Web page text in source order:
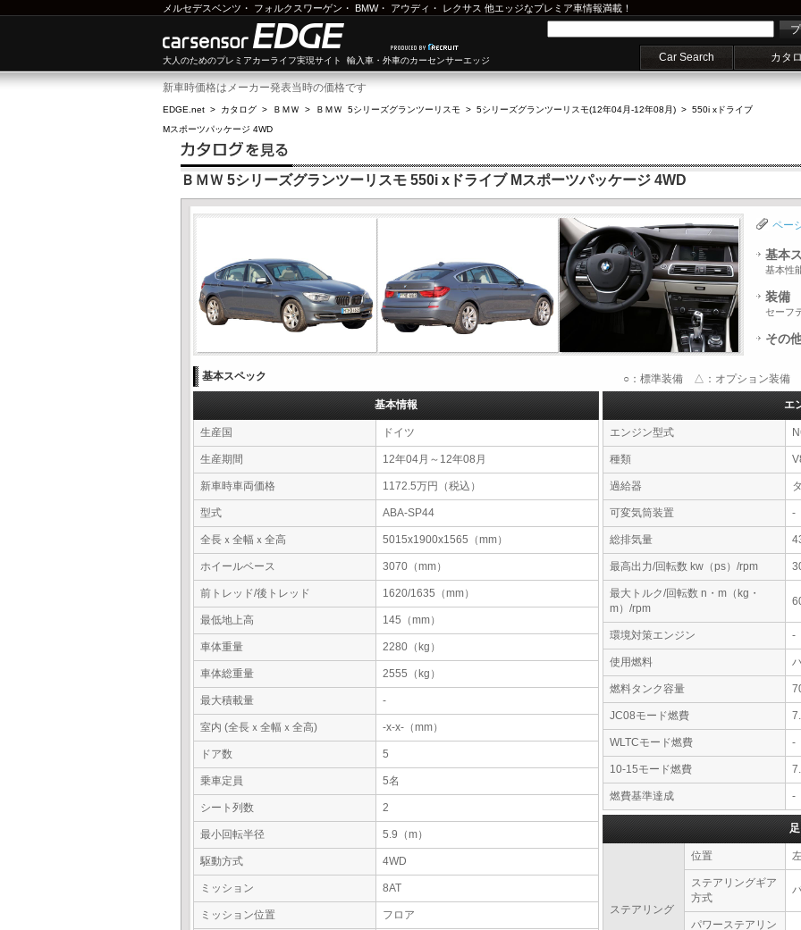
メルセデスベンツ ・ フォルクスワーゲン ・ BMW・ アウディ ・ レクサス 他エッジなプレミア車情報満載！
大人のためのプレミアカーライフ実現サイト 輸入車・外車のカーセンサーエッジ Car Search カタ
新車時価格はメーカー発表当時の価格です
EDGE.net > カタログ > ＢＭＷ > ＢＭＷ 5シリーズグランツーリスモ > 5シリーズグランツーリスモ(12年04月-12年08月) > 550i xドライブ
Mスポーツパッケージ 4WD
ＢＭＷ 5シリーズグランツーリスモ 550i xドライブ Mスポーツパッケージ 4WD
ペー
基本
基本性
装備
セーフ
その
基本スペック ○：標準装備 △：オプション装備 -
基本情報
生産国 ドイツ
生産期間 12年04月～12年08月
新車時車両価格 1172.5万円（税込）
型式 ABA-SP44
全長ｘ全幅ｘ全高 5015x1900x1565（mm）
ホイールベース 3070（mm）
前トレッド/後トレッド 1620/1635（mm）
最低地上高 145（mm）
車体重量 2280（kg）
車体総重量 2555（kg）
最大積載量 -
室内 (全長ｘ全幅ｘ全高) -x-x-（mm）
ドア数 5
乗車定員 5名
シート列数 2
最小回転半径 5.9（m）
駆動方式 4WD
ミッション 8AT
ミッション位置 フロア
エ
エンジン型式
種類
過給器
可変気筒装置 -
総排気量
最高出力/回転数 kw（ps）/rpm
最大トルク/回転数 n・m（kg・
m）/rpm
環境対策エンジン -
使用燃料
燃料タンク容量
JC08モード燃費
WLTCモード燃費 -
10-15モード燃費
燃費基準達成 -
ステアリング
位置
ステアリングギア
方式
パワーステアリン